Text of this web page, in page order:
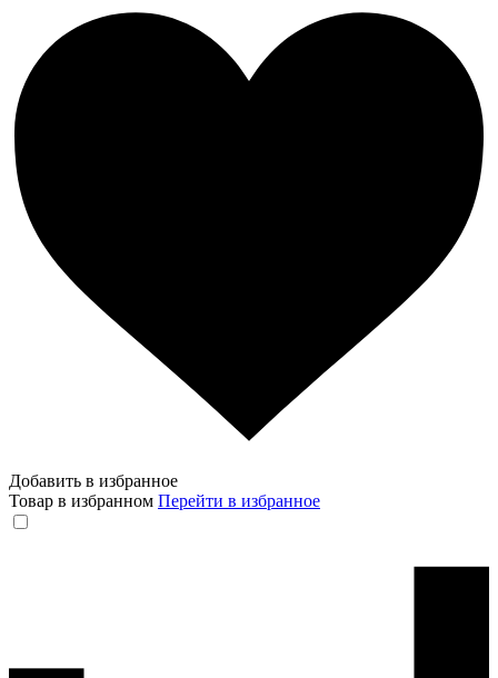
Добавить в избранное
Товар в избранном Перейти в избранное